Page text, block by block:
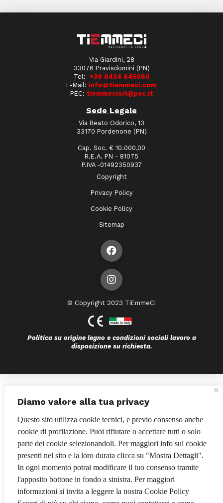
Diamo valore alla tua privacy
Questo sito utilizza cookie tecnici, e previo consenso anche
cookie di profilazione. Puoi rifiutare o accettare tutti o solo
parte dei cookie selezionandoli. Per maggiori info sui cookie
presenti nel sito e la loro durata clicca su "Mostra Dettagli".
In ogni momento potrai modificare il tuo consenso tramite
l'apposito bottone in fondo a sinistra. Per maggiori
informazioni si invita a leggere la nostra Cookie Policy
Via Giardini, 28
33076 Pravisdomini (PN)
Tel: +39 0434 645060
E-Mail: info@tiemmeci.com
PEC: tiemmecisrl@pec.it
Sede Legale
Via Beato Odorico, 13
33170 Pordenone (PN)
Cap. Soc. € 10.000,00
R.E.A. PN - 81075
P.IVA -01492350937
Copyright
Privacy Policy
Cookie Policy
Sitemap
© Copyright 2023 TiEmmeCi
Politica su origine legno e condizioni sociali lavoro a
disposizione su richiesta.